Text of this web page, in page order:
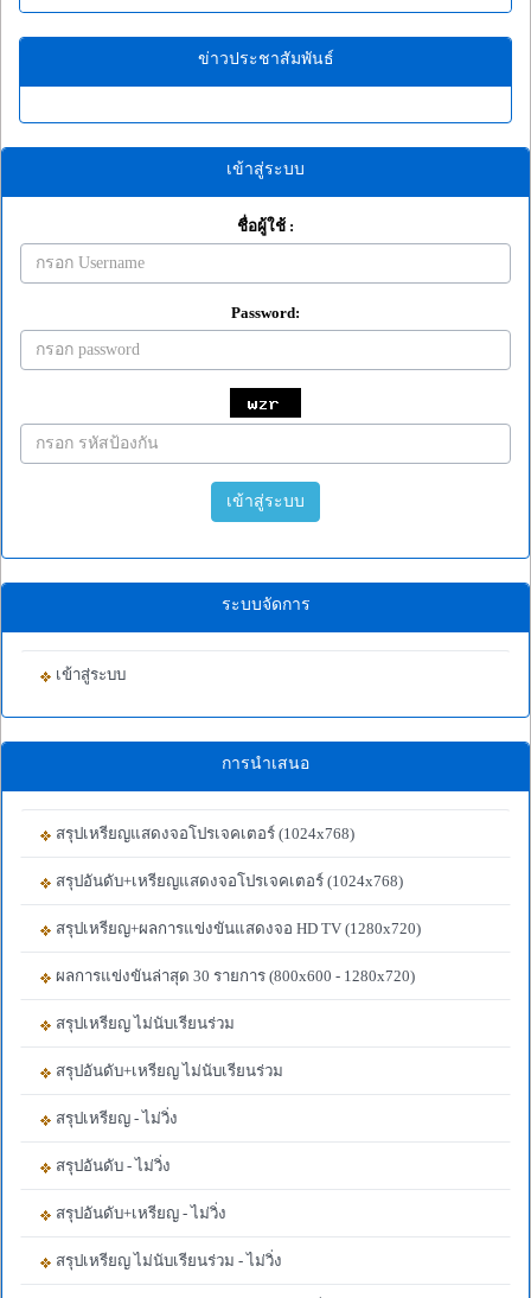
ข่าวประชาสัมพันธ์
เข้าสู่ระบบ
ชื่อผู้ใช้ :
Password:
เข้าสู่ระบบ
ระบบจัดการ
เข้าสู่ระบบ
การนำเสนอ
สรุปเหรียญแสดงจอโปรเจคเตอร์ (1024x768)
สรุปอันดับ+เหรียญแสดงจอโปรเจคเตอร์ (1024x768)
สรุปเหรียญ+ผลการแข่งขันแสดงจอ HD TV (1280x720)
ผลการแข่งขันล่าสุด 30 รายการ (800x600 - 1280x720)
สรุปเหรียญ ไม่นับเรียนร่วม
สรุปอันดับ+เหรียญ ไม่นับเรียนร่วม
สรุปเหรียญ - ไม่วิ่ง
สรุปอันดับ - ไม่วิ่ง
สรุปอันดับ+เหรียญ - ไม่วิ่ง
สรุปเหรียญ ไม่นับเรียนร่วม - ไม่วิ่ง